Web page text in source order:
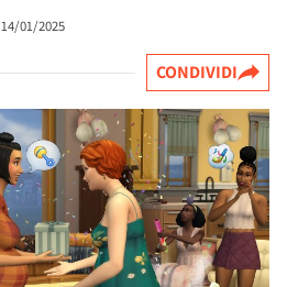
14/01/2025
CONDIVIDI